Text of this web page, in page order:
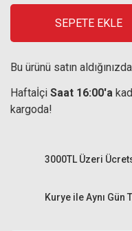
SEPETE EKLE
Bu ürünü satın aldığınızda
Haftaİçi Saat 16:00'a
kargoda!
Kurye ile Aynı Gün
3000TL Üzeri